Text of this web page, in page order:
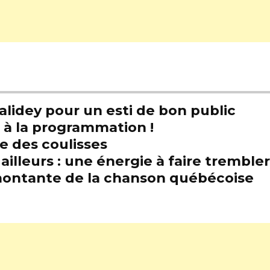
pour un esti de bon public
la programmation !
des coulisses
: une énergie à faire
de la chanson québécoise